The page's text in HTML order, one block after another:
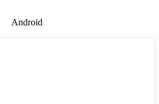
Android